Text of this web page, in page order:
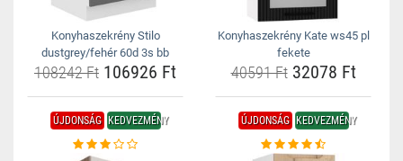
Konyhaszekrény Stilo
dustgrey/fehér 60d 3s bb
108242 Ft 106926 Ft
Konyhaszekrény Kate ws45 pl
fekete
40591 Ft32078 Ft
ÚJDONSÁG KEDVEZMÉNY ÚJDONSÁG KEDVEZMÉNY